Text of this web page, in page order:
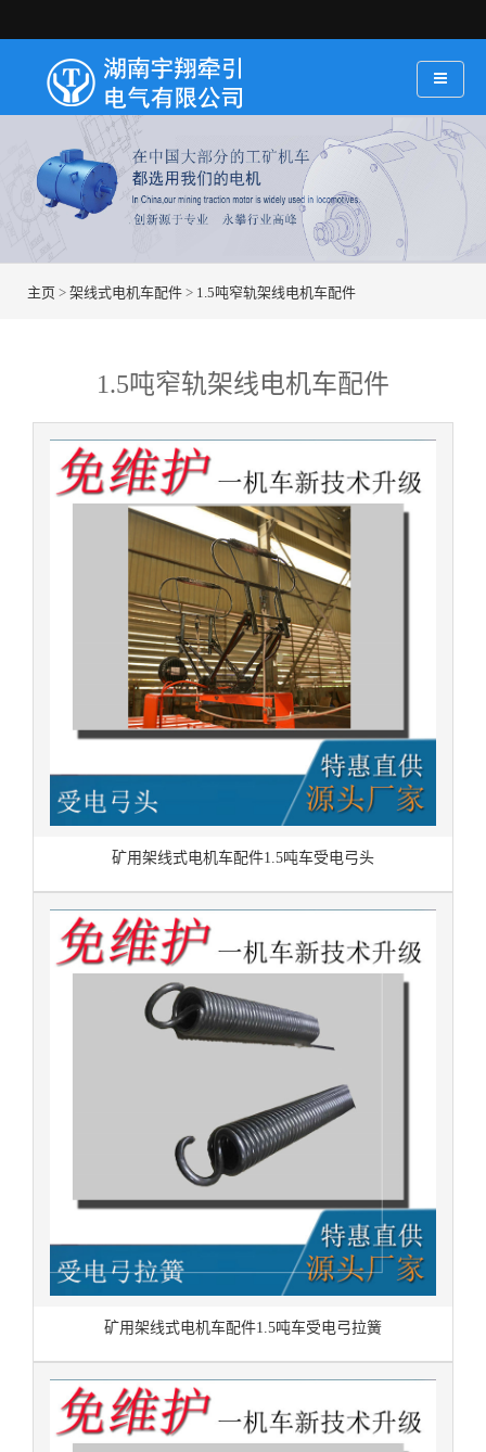
主页 > 架线式电机车配件 > 1.5吨窄轨架线电机车配件
1.5吨窄轨架线电机车配件
矿用架线式电机车配件1.5吨车受电弓头
矿用架线式电机车配件1.5吨车受电弓拉簧